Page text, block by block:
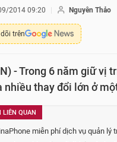
2014 09:20 Nguyên Thảo
trên
- Trong 6 năm giữ vị
nhiều thay đổi lớn ở
LIÊN QUAN
miễn phí dịch vụ quản lý